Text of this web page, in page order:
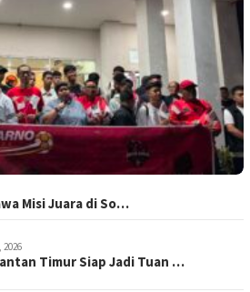
Misi Juara di So…
2026
Timur Siap Jadi Tuan …